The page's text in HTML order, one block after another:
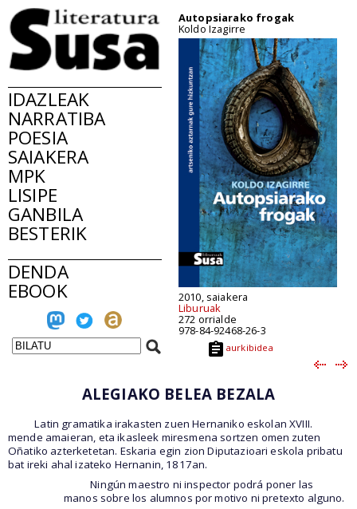
IDAZLEAK
NARRATIBA
POESIA
SAIAKERA
MPK
LISIPE
GANBILA
BESTERIK
DENDA
EBOOK
Autopsiarako frogak
Koldo Izagirre
2010, saiakera
Liburuak
272 orrialde
978-84-92468-26-3
aurkibidea
ALEGIAKO BELEA BEZALA
Latin gramatika irakasten zuen Hernaniko eskolan XVIII.
mende amaieran, eta ikasleek miresmena sortzen omen zuten
Oñatiko azterketetan. Eskaria egin zion Diputazioari eskola pribatu
bat ireki ahal izateko Hernanin, 1817an.
Ningún maestro ni inspector podrá poner las
manos sobre los alumnos por motivo ni pretexto alguno.